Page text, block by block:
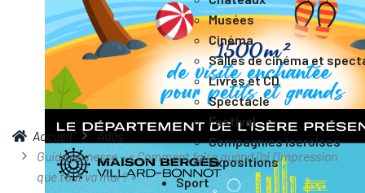
Musées
Cinéma
Salles de cinéma et
Livres et CD
Spectacle
Festival
Compagnies iséroises
Expositions
Sport
Accueil
Ados
Guide jeunesse – « Comment faire quand j'ai l'impression
que tout va mal ? »